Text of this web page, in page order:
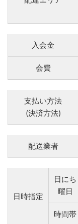
入会金
会費
支払い方法
(決済方法)
配送業者
日時指定
日にち
曜日
時間帯